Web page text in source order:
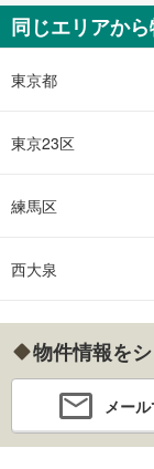
同じエリアか
東京都
東京23区
練馬区
西大泉
物件情報を
メー